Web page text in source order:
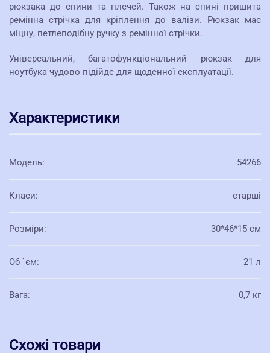
рюкзака до спини та плечей. Також на спині пришита
ремінна стрічка для кріплення до валізи. Рюкзак має
міцну, петлеподібну ручку з ремінної стрічки.
Універсальний, багатофункціональний рюкзак для
ноутбука чудово підійде для щоденної експлуатації.
Характеристики
Модель: 54266
Класи: старші
Розміри: 30*46*15 см
Об `єм: 21 л
Вага: 0,7 кг
Схожі товари